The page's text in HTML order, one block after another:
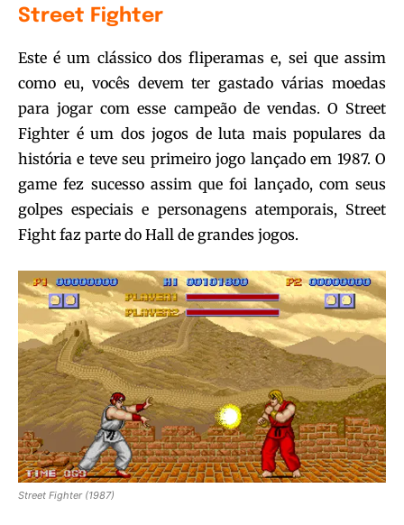
Street Fighter
Este é um clássico dos fliperamas e, sei que assim
como eu, vocês devem ter gastado várias moedas
para jogar com esse campeão de vendas. O Street
Fighter é um dos jogos de luta mais populares da
história e teve seu primeiro jogo lançado em 1987. O
game fez sucesso assim que foi lançado, com seus
golpes especiais e personagens atemporais, Street
Fight faz parte do Hall de grandes jogos.
Street Fighter (1987)